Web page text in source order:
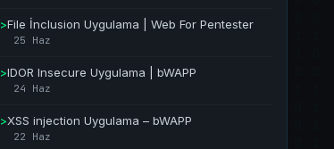
>File İnclusion Uygulama | Web For Pentester
25 Haz
>IDOR Insecure Uygulama | bWAPP
24 Haz
>XSS injection Uygulama – bWAPP
22 Haz